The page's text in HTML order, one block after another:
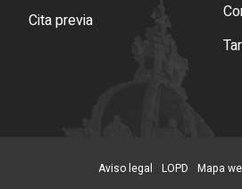
Cita previa
Aviso legal LOPD Mapa